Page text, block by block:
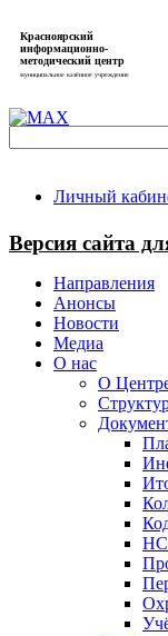
Красноярский
информационно-
методический центр
муниципальное казённое учреждение
Личный
Версия сайта
Направления
Анонсы
Новости
Медиа
О нас
О